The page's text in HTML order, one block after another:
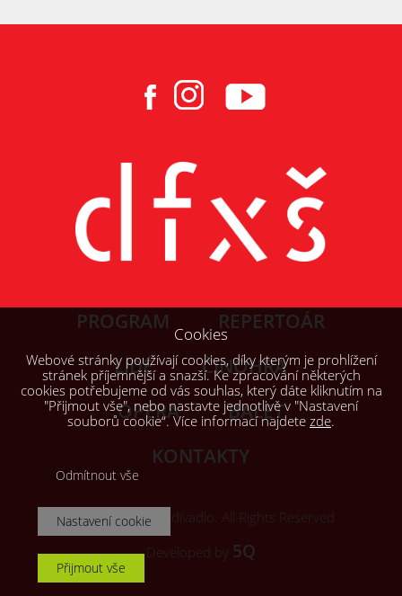
PROGRAM
REPERTOÁR
LIDÉ
ČINOHRA
OPERA
BALET
KONTAKTY
© 2026, Šaldovo divadlo. All Rights Reserved
Developed by 5Q
Cookies
Webové stránky používají cookies, díky kterým je prohlížení
stránek příjemnější a snazší. Ke zpracování některých
cookies potřebujeme od vás souhlas, který dáte kliknutím na
"Přijmout vše", nebo nastavte jednotlivě v "Nastavení
souborů cookie“. Více informací najdete zde.
Odmítnout vše
Nastavení cookie
Přijmout vše